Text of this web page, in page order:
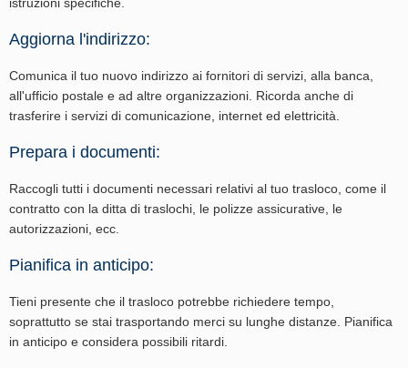
Aggiorna l'indirizzo:
Comunica il tuo nuovo indirizzo ai fornitori di servizi, alla banca,
all'ufficio postale e ad altre organizzazioni. Ricorda anche di
trasferire i servizi di comunicazione, internet ed elettricità.
Prepara i documenti:
Raccogli tutti i documenti necessari relativi al tuo trasloco, come il
contratto con la ditta di traslochi, le polizze assicurative, le
autorizzazioni, ecc.
Pianifica in anticipo:
Tieni presente che il trasloco potrebbe richiedere tempo,
soprattutto se stai trasportando merci su lunghe distanze. Pianifica
in anticipo e considera possibili ritardi.